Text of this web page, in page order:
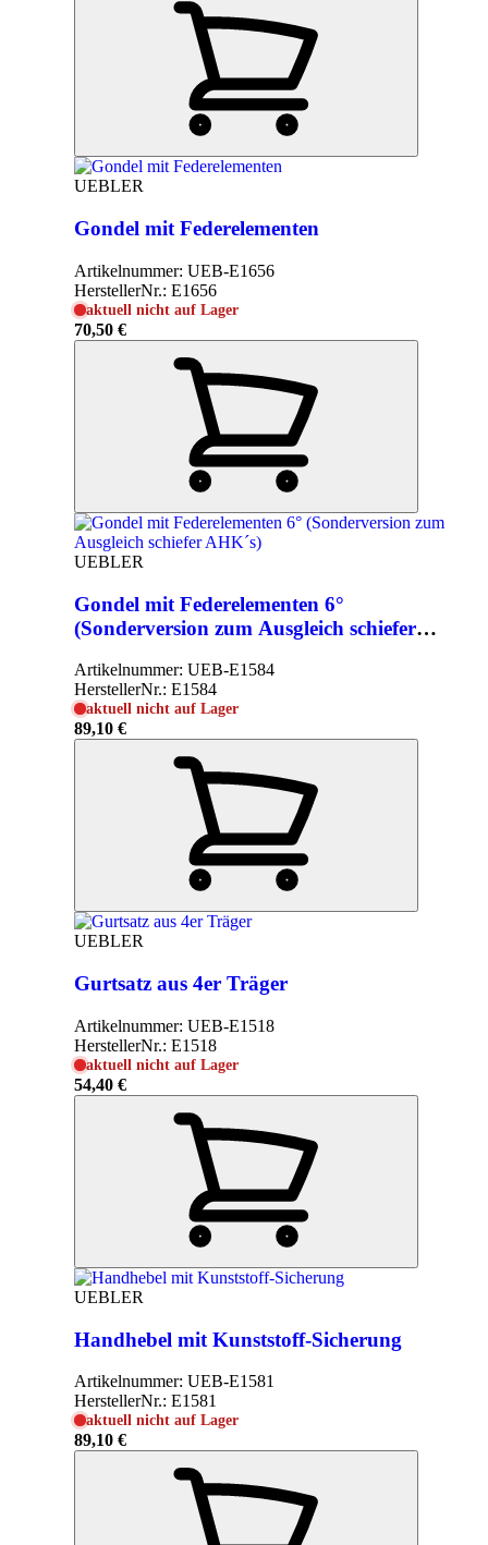
UEBLER
Gondel mit Federelementen
Artikelnummer: UEB-E1656
HerstellerNr.: E1656
aktuell nicht auf Lager
70,50 €
UEBLER
Gondel mit Federelementen 6°
(Sonderversion zum Ausgleich schiefer
Artikelnummer: UEB-E1584
HerstellerNr.: E1584
aktuell nicht auf Lager
89,10 €
UEBLER
Gurtsatz aus 4er Träger
Artikelnummer: UEB-E1518
HerstellerNr.: E1518
aktuell nicht auf Lager
54,40 €
UEBLER
Handhebel mit Kunststoff-Sicherung
Artikelnummer: UEB-E1581
HerstellerNr.: E1581
aktuell nicht auf Lager
89,10 €